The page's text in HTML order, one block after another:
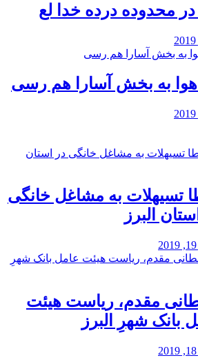
محدوده درده خدا لع
هوا به بخش آسارا هم رسی
تسیهلات به مشاغل خانگی
البرز
مقدم، ریاست هیئت
بانک شهرِ البرز